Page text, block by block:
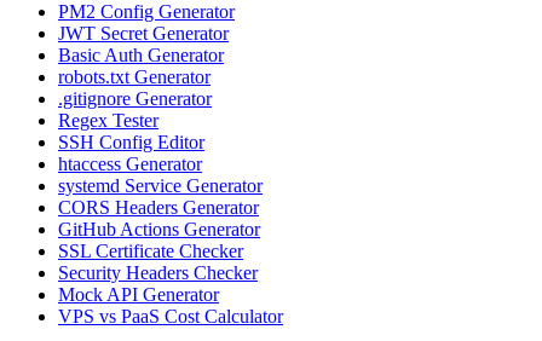
PM2 Config Generator
JWT Secret Generator
Basic Auth Generator
robots.txt Generator
.gitignore Generator
Regex Tester
SSH Config Editor
htaccess Generator
systemd Service Generator
CORS Headers Generator
GitHub Actions Generator
SSL Certificate Checker
Security Headers Checker
Mock API Generator
VPS vs PaaS Cost Calculator